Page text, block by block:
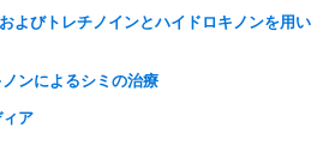
よびトレチノインとハイドロキノンを用い
ンによるシミの治療
ア